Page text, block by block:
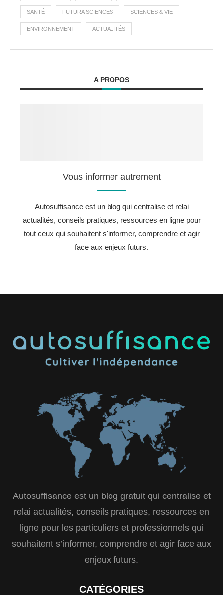
SANTÉ FUTURA SCIENCES SCIENCES & VIE
ENVIRONNEMENT ACTUALITÉS
A PROPOS
Vous informer autrement
Autosuffisance est un blog qui centralise et relai
actualités, conseils pratiques, ressources en ligne pour
tout ceux qui souhaitent s'informer, comprendre et agir
face aux enjeux futurs.
Autosuffisance est un blog gratuit qui centralise et
relai actualités, conseils pratiques, ressources en
ligne pour les particuliers et professionnels qui
souhaitent s’informer, comprendre et agir face aux
enjeux futurs.
CATÉGORIES